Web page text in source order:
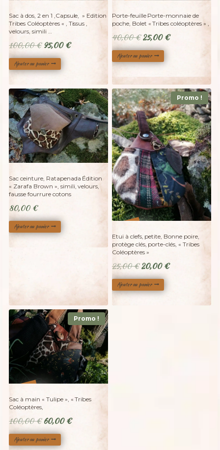
Sac à dos, 2 en 1 ,Capsule, » Edition
Tribes Coléoptères « , Tissus ,
velours, simili …
100,00€ Le
prix
initial
100,00 €.
95,00€Le
95,00 €.
Ajouter au panier
38
Porte-feuille Porte-monnaie de
poche, Bolet « Tribes coléoptères » ,
40,00€ Le
prix
initial
40,00 €.
25,00€Le
25,00 €.
Ajouter au panier
Sac ceinture, Ratapenada Édition
« Zarafa Brown », simili, velours,
fausse fourrure cotons
80,00 €
Ajouter au panier
Promo !
20
Etui à clefs, petite, Bonne poire,
protège clés, porte-clés, « Tribes
Coléoptères »
25,00€ Le
prix
initial
20,00€Le
Ajouter au panier
Promo !
- 40
Sac à main « Tulipe », « Tribes
Coléoptères,
100,00€ Le
prix
initial
60,00€Le
Ajouter au panier